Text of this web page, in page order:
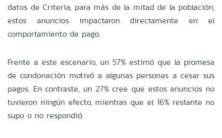
datos de Criteria, para más de la mitad de la población,
estos anuncios impactaron directamente en el
comportamiento de pago.
Frente a este escenario, un 57% estimó que la promesa
de condonación motivó a algunas personas a cesar sus
pagos. En contraste, un 27% cree que estos anuncios no
tuvieron ningún efecto, mientras que el 16% restante no
supo o no respondió.